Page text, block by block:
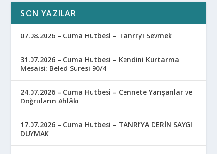
SON YAZILAR
07.08.2026 – Cuma Hutbesi – Tanrı’yı Sevmek
31.07.2026 – Cuma Hutbesi – Kendini Kurtarma
Mesaisi: Beled Suresi 90/4
24.07.2026 – Cuma Hutbesi – Cennete Yarışanlar ve
Doğruların Ahlâkı
17.07.2026 – Cuma Hutbesi – TANRI’YA DERİN SAYGI
DUYMAK